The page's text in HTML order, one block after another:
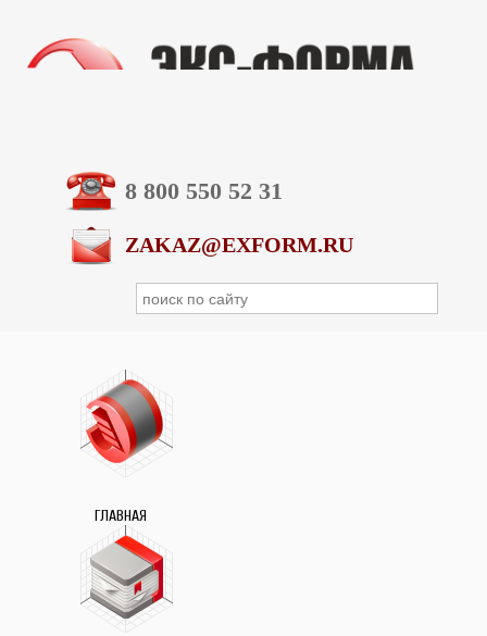
8 800 550 52 31
ZAKAZ@EXFORM.RU
ГЛАВНАЯ